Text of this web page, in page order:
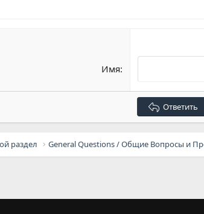
Имя
Ответить
раздел